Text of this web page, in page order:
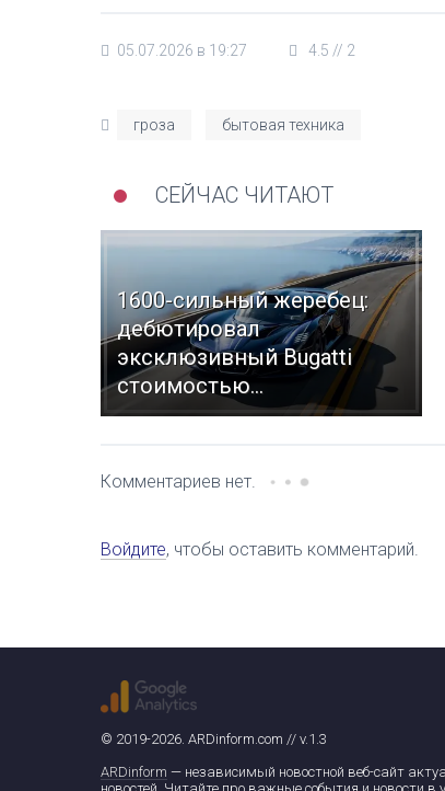
05.07.2026 в 19:27 4.5 // 2
гроза бытовая техника
СЕЙЧАС ЧИТАЮТ
1600-сильный жеребец:
дебютировал
эксклюзивный Bugatti
стоимостью...
Комментариев нет.
Войдите, чтобы оставить комментарий.
© 2019-2026. ARDinform.com // v.1.3
ARDinform — независимый новостной веб-сайт